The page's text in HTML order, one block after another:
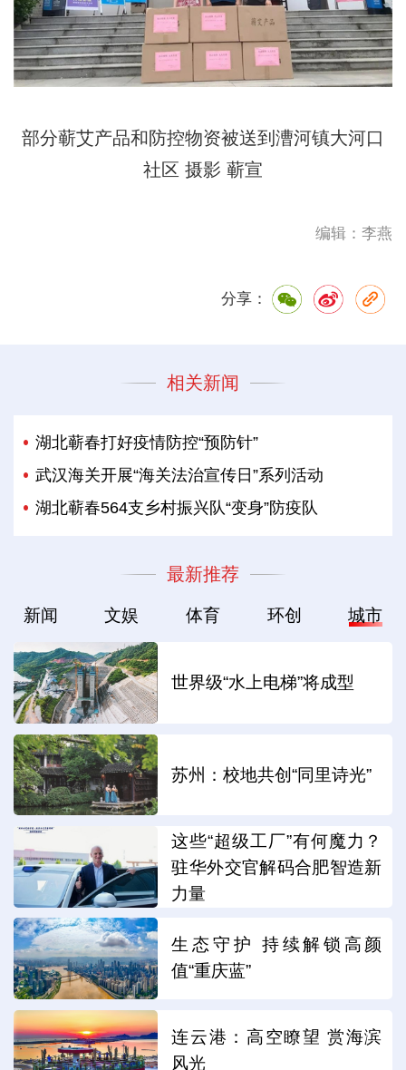
部分蕲艾产品和防控物资被送到漕河镇大河口
社区 摄影 蕲宣
编辑：李燕
分享：
相关新闻
湖北蕲春打好疫情防控“预防针”
武汉海关开展“海关法治宣传日”系列活动
湖北蕲春564支乡村振兴队“变身”防疫队
最新推荐
新闻 文娱 体育 环创 城市
世界级“水上电梯”将成型
苏州：校地共创“同里诗光”
这些“超级工厂”有何魔力？
驻华外交官解码合肥智造新
力量
生态守护 持续解锁高颜
值“重庆蓝”
连云港：高空瞭望 赏海滨
风光